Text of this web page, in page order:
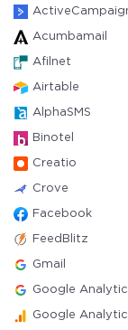
Acumbamail
Afilnet
Airtable
AlphaSMS
Binotel
Creatio
Crove
Facebook
FeedBlitz
Gmail
Google
Google